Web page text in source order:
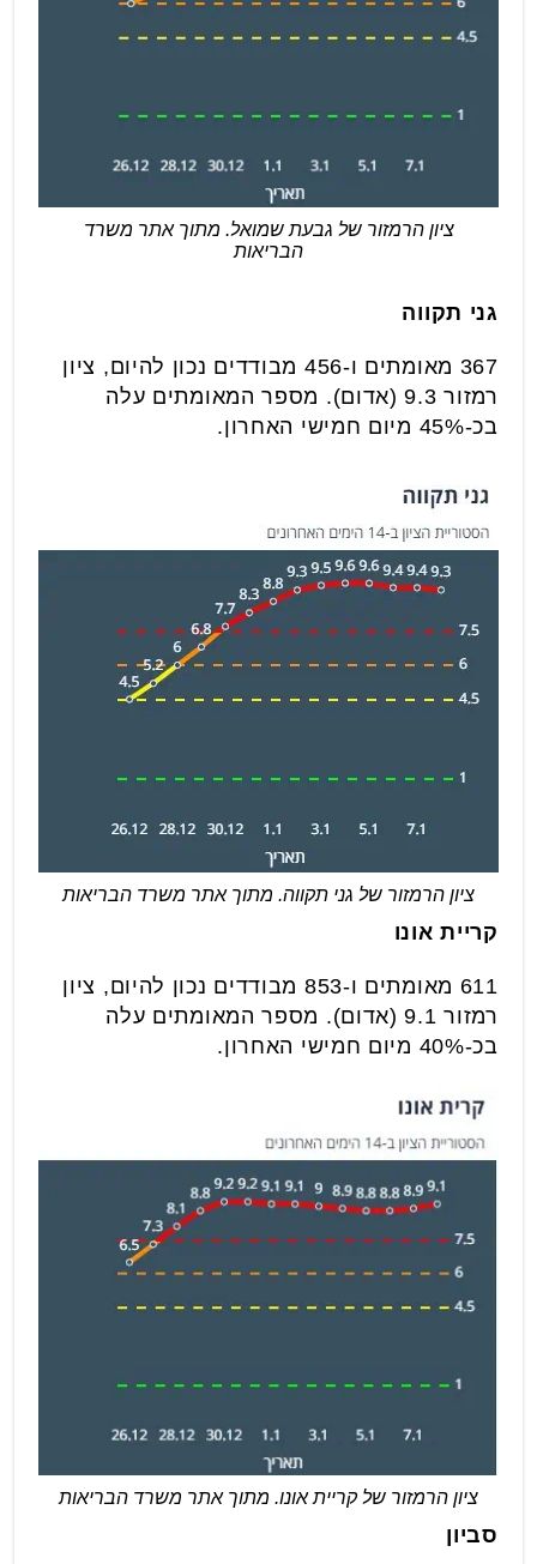
ציון הרמזור של גבעת שמואל. מתוך אתר משרד
הבריאות
גני תקווה
367 מאומתים ו-456 מבודדים נכון להיום, ציון
רמזור 9.3 (אדום). מספר המאומתים עלה
בכ-45% מיום חמישי האחרון.
ציון הרמזור של גני תקווה. מתוך אתר משרד הבריאות
קריית אונו
611 מאומתים ו-853 מבודדים נכון להיום, ציון
רמזור 9.1 (אדום). מספר המאומתים עלה
בכ-40% מיום חמישי האחרון.
ציון הרמזור של קריית אונו. מתוך אתר משרד הבריאות
סביון